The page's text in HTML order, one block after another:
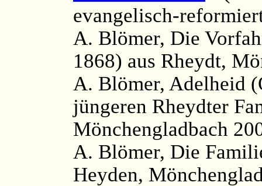
evangelisch-
A. Blömer, Die
1868) aus Rheydt,
A. Blömer, Adelheid
jüngeren Rheydter
Mönchengladbach
A. Blömer, Die
Heyden,